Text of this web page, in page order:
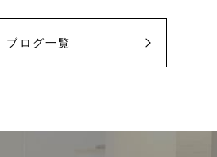
ブログ一覧